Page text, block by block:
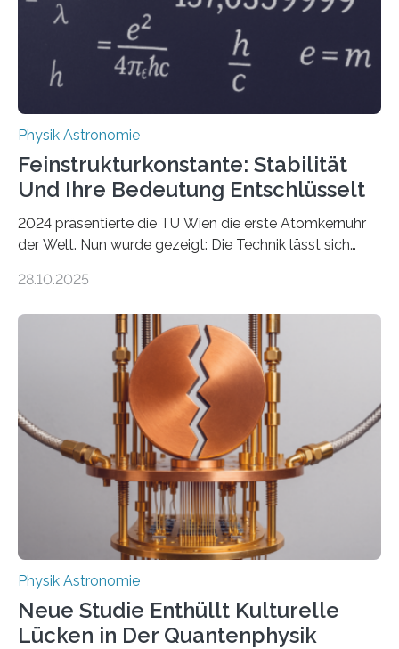
Physik Astronomie
Feinstrukturkonstante: Stabilität
Und Ihre Bedeutung Entschlüsselt
2024 präsentierte die TU Wien die erste Atomkernuhr
der Welt. Nun wurde gezeigt: Die Technik lässt sich
fundamentalen Physik nachzugehen. Thorium-
Messungen verwenden. Das hatte man jahrzehntelang
vermutet, weltweit war nach den passenden
Atomkern-Zuständen gesucht worden, 2024 gelang
einem Team der TU Wien mit Unterstützung
internationaler Partner der entscheidende Durchbruch:
Der lange diskutierte Thorium-Kernübergang wurde
gefunden. Kurz darauf konnte man zeigen, dass sich
Thorium tatsächlich nutzen lässt, um hochpräzise…
28.10.2025
Physik Astronomie
Neue Studie Enthüllt Kulturelle
Lücken in Der Quantenphysik